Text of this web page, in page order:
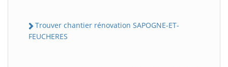
Trouver chantier rénovation SAPOGNE-ET-
FEUCHERES